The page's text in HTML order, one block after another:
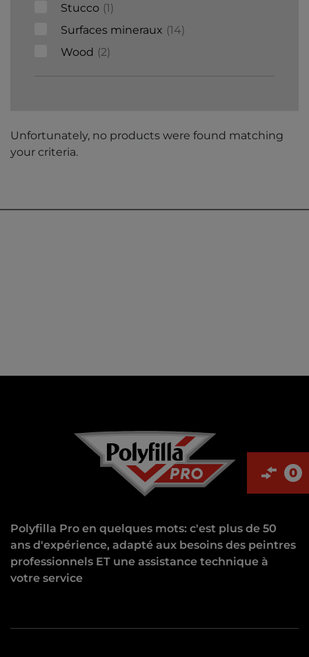
Stucco 1
Surfaces mineraux 14
Wood
2
Unfortunately, no products were found matching
your criteria.
0
Polyfilla Pro en quelques mots: c'est plus de 50
ans d'expérience, adapté aux besoins des peintres
professionnels ET une assistance technique à
votre service